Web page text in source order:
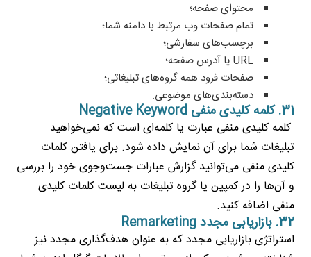
محتوای صفحه؛
تمام صفحات وب مرتبط با دامنه شما؛
برچسب‌های سفارشی؛
URL یا آدرس صفحه؛
صفحات فرود همه گروه‌های تبلیغاتی؛
دسته‌بندی‌های موضوعی.
31. کلمه کلیدی منفی Negative Keyword
کلمه کلیدی منفی عبارت یا کلمه‌ای است که نمی‌خواهید
تبلیغات شما برای آن نمایش داده شود. برای یافتن کلمات
کلیدی منفی می‌توانید گزارش عبارات جست‌وجوی خود را بررسی
و آن‌ها را در کمپین یا گروه تبلیغات به لیست کلمات کلیدی
منفی اضافه کنید.
32. بازاریابی مجدد Remarketing
استراتژی بازاریابی مجدد که به عنوان هدف‌گذاری مجدد نیز